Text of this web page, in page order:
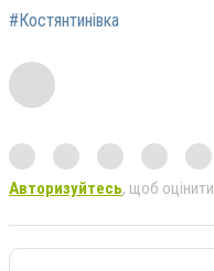
#Костянтинівка
Авторизуйтесь, щоб оцінити